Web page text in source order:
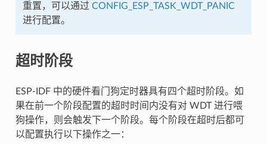
重置，可以通过 CONFIG_ESP_TASK_WDT_PANIC
进行配置。
超时阶段
ESP-IDF 中的硬件看门狗定时器具有四个超时阶段。如
果在前一个阶段配置的超时时间内没有对 WDT 进行喂
狗操作，则会触发下一个阶段。每个阶段在超时后都可
以配置执行以下操作之一：